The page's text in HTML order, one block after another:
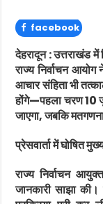
facebook
देहरादून : उत्तराखंड
राज्य निर्वाचन
आचार संहिता भी
होंगे—पहला चरण 10
जाएगा, जबकि
प्रेसवार्ता में घोषित
राज्य निर्वाचन
जानकारी साझा